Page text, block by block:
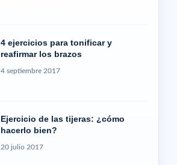
4 ejercicios para tonificar y
reafirmar los brazos
4 septiembre 2017
Ejercicio de las tijeras: ¿cómo
hacerlo bien?
20 julio 2017